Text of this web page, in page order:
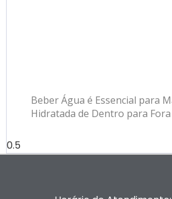
Beber Água é Essencial para
Hidratada de Dentro para Fora